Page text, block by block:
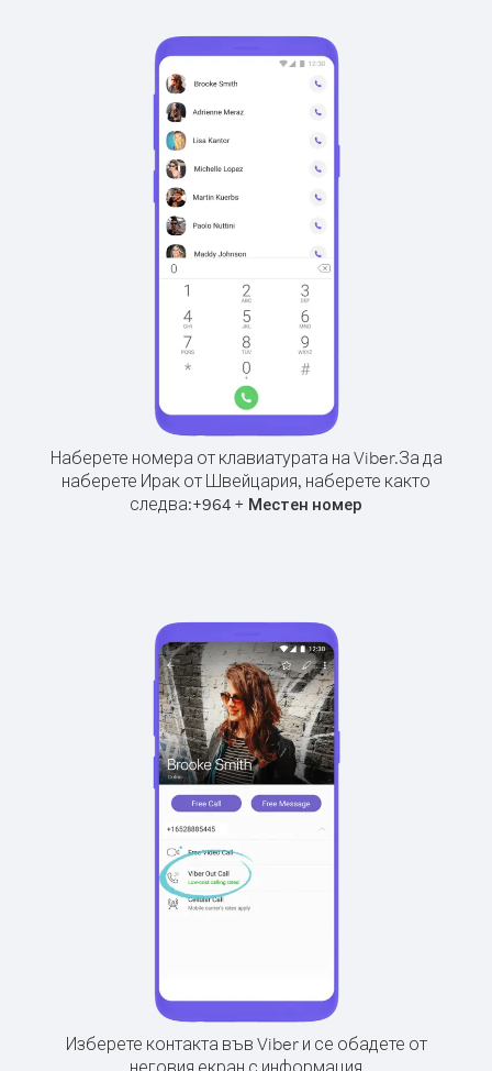
Наберете номера от клавиатурата на Viber.За да
наберете Ирак от Швейцария, наберете както
следва:+964 + Местен номер
Изберете контакта във Viber и се обадете от
неговия екран с информация